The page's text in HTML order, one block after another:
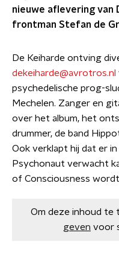
nieuwe aflevering van
frontman Stefan de
De Keiharde ontving
dekeiharde@avrotros.nl
psychedelische prog-
Mechelen. Zanger en
over het album, het
drummer, de band
Ook verklapt hij dat er
Psychonaut verwacht
of Consciousness wordt
Om deze inhoud te
geven voor